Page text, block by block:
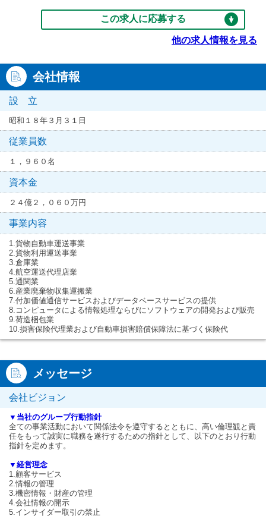
この求人に応募する
他の求人情報を見る
会社情報
設 立
昭和１８年３月３１日
従業員数
１，９６０名
資本金
２４億２，０６０万円
事業内容
1.貨物自動車運送事業
2.貨物利用運送事業
3.倉庫業
4.航空運送代理店業
5.通関業
6.産業廃棄物収集運搬業
7.付加価値通信サービスおよびデータベースサービスの提供
8.コンピュータによる情報処理ならびにソフトウェアの開発および販売
9.荷造梱包業
10.損害保険代理業および自動車損害賠償保障法に基づく保険代
メッセージ
会社ビジョン
▼当社のグループ行動指針
全ての事業活動において関係法令を遵守するとともに、高い倫理観と責
任をもって誠実に職務を遂行するための指針として、以下のとおり行動
指針を定めます。
▼経営理念
1.顧客サービス
2.情報の管理
3.機密情報・財産の管理
4.会社情報の開示
5.インサイダー取引の禁止